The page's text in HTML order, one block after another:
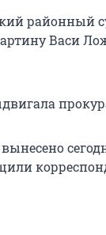
районный
Васи